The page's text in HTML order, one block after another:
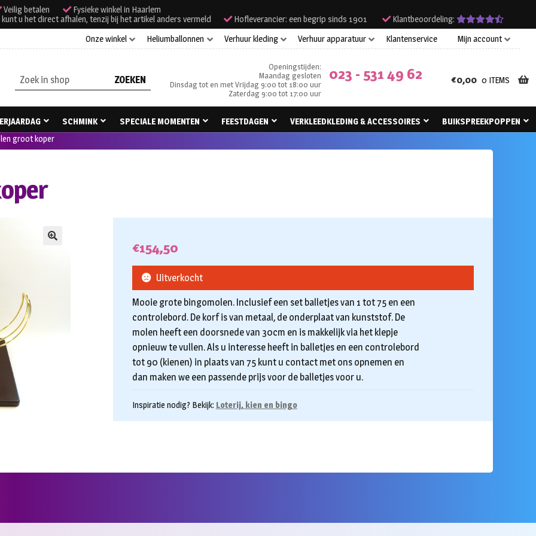
Veilig betalen
Fysieke winkel in Haarlem
u het direct afhalen, tenzij bij het artikel anders vermeld
Hofleverancier: een begrip sinds 1901
Klantbeoordeling:
Onze winkel
Heliumballonnen Verhuur kleding Verhuur apparatuur Klantenservice Mijn account
Zoeken
naar:
Openingstijden:
Maandag gesloten
Dinsdag tot en met Vrijdag 9:00 tot 18:00 uur
Zaterdag 9:00 tot 17:00 uur
023 - 531 49 62 €0,00 0 ITEMS
SCHMINK SPECIALE MOMENTEN FEESTDAGEN VERKLEEDKLEDING & ACCESSOIRES
BUIKSPREEKPOPPEN
groot koper
€154,50
Mooie grote bingomolen. Inclusief een set balletjes van 1 tot 75 en een
controlebord. De korf is van metaal, de onderplaat van kunststof. De
molen heeft een doorsnede van 30cm en is makkelijk via het klepje
opnieuw te vullen. Als u interesse heeft in balletjes en een controlebord
tot 90 (kienen) in plaats van 75 kunt u contact met ons opnemen en
dan maken we een passende prijs voor de balletjes voor u.
Inspiratie nodig? Bekijk: Loterij, kien en bingo
Uitverkocht